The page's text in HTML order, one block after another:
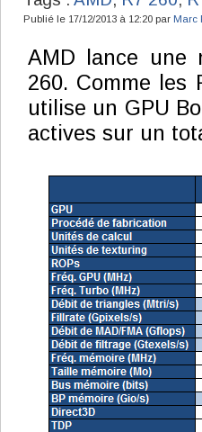
Publié le 17/12/2013 à 12:20 par Marc
AMD lance une
260. Comme les
utilise un GPU
actives sur un